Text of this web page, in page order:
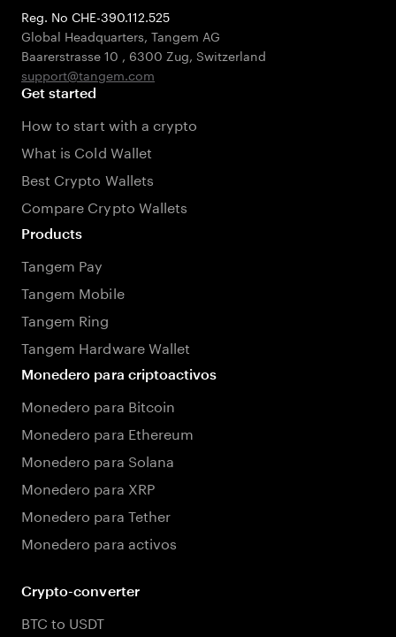
Reg. No CHE-390.112.525
Global Headquarters, Tangem AG
Baarerstrasse 10 , 6300 Zug, Switzerland
support@tangem.com
Get started
How to start with a crypto
What is Cold Wallet
Best Crypto Wallets
Compare Crypto Wallets
Products
Tangem Pay
Tangem Mobile
Tangem Ring
Tangem Hardware Wallet
Monedero para criptoactivos
Monedero para Bitcoin
Monedero para Ethereum
Monedero para Solana
Monedero para XRP
Monedero para Tether
Monedero para activos
Crypto-converter
BTC to USDT